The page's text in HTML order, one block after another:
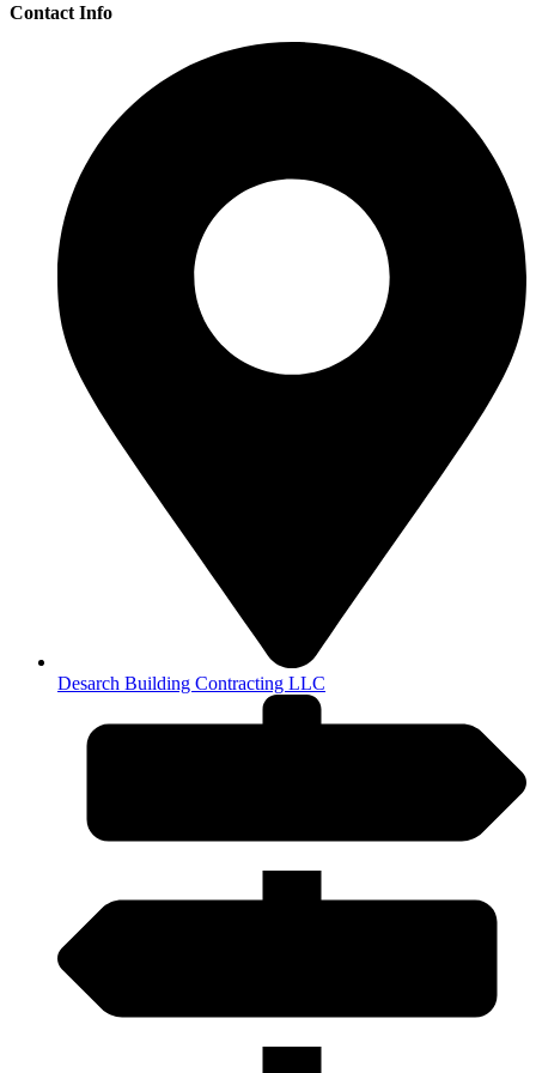
Contact Info
Desarch Building Contracting LLC